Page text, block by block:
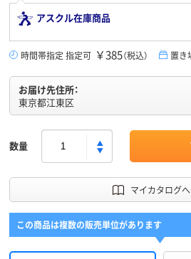
アスクル在庫商品
時間帯指定 指定可 ￥385（税込） 置き
お届け先住所：
東京都江東区
数量
マイカタログ
この商品は複数の販売単位があります